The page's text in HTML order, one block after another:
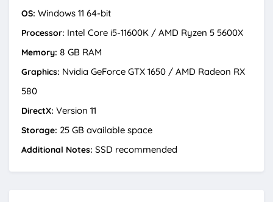
OS: Windows 11 64-bit
Processor: Intel Core i5-11600K / AMD Ryzen 5 5600X
Memory: 8 GB RAM
Graphics: Nvidia GeForce GTX 1650 / AMD Radeon RX
580
DirectX: Version 11
Storage: 25 GB available space
Additional Notes: SSD recommended